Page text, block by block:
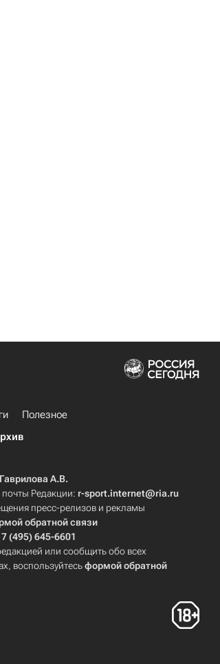
Полезное
Гаврилова А.В.
Редакции: r-sport.internet@ria.ru
пресс-релизов и рекламы
обратной связи
7 (495) 645-6601
или сообщить обо всех
воспользуйтесьформой обратной